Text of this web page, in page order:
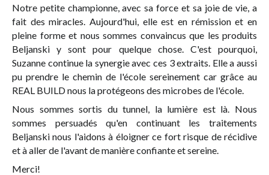
Notre petite championne, avec sa force et sa joie de vie, a
fait des miracles. Aujourd'hui, elle est en rémission et en
pleine forme et nous sommes convaincus que les produits
Beljanski y sont pour quelque chose. C'est pourquoi,
Suzanne continue la synergie avec ces 3 extraits. Elle a aussi
pu prendre le chemin de l'école sereinement car grâce au
REAL BUILD nous la protégeons des microbes de l'école.
Nous sommes sortis du tunnel, la lumière est là. Nous
sommes persuadés qu'en continuant les traitements
Beljanski nous l'aidons à éloigner ce fort risque de récidive
et à aller de l'avant de manière confiante et sereine.
Merci!